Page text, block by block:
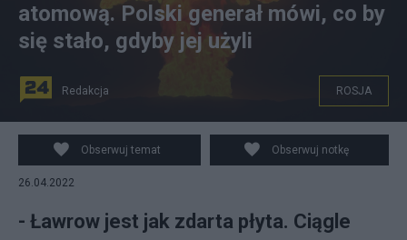
Fot. Pixabay
atomową. Polski generał mówi, co by
się stało, gdyby jej użyli
Redakcja ROSJA
Obserwuj temat Obserwuj notkę
26.04.2022
- Ławrow jest jak zdarta płyta. Ciągle